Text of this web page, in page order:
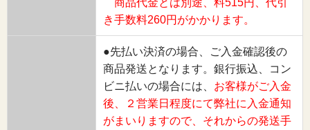
き手数料260円がかかります。
●先払い決済の場合、ご入金確認後の
商品発送となります。銀行振込、コン
ビニ払いの場合には、 お客様がご入金
後、２営業日程度にて弊社に入金通知
がまいりますので、それからの発送手